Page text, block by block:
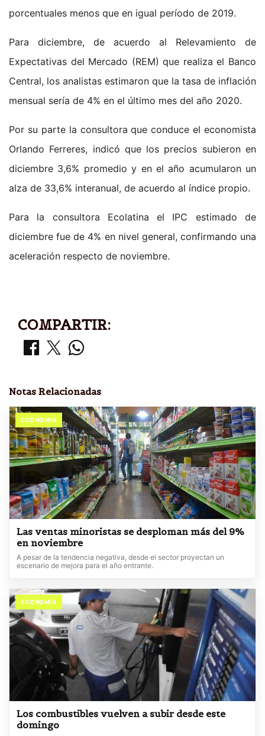
porcentuales menos que en igual período de 2019.
Para diciembre, de acuerdo al Relevamiento de
Expectativas del Mercado (REM) que realiza el Banco
Central, los analistas estimaron que la tasa de inflación
mensual sería de 4% en el último mes del año 2020.
Por su parte la consultora que conduce el economista
Orlando Ferreres, indicó que los precios subieron en
diciembre 3,6% promedio y en el año acumularon un
alza de 33,6% interanual, de acuerdo al índice propio.
Para la consultora Ecolatina el IPC estimado de
diciembre fue de 4% en nivel general, confirmando una
aceleración respecto de noviembre.
COMPARTIR:
Notas Relacionadas
ECONOMIA
Las ventas minoristas se desploman más del 9%
en noviembre
A pesar de la tendencia negativa, desde el sector proyectan un
escenario de mejora para el año entrante.
ECONOMIA
Los combustibles vuelven a subir desde este
domingo